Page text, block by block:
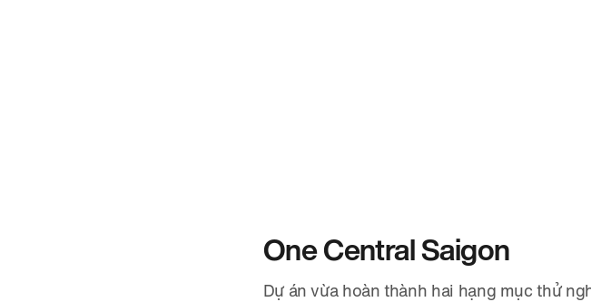
One Central Saigon
Dự án vừa hoàn thành hai hạng mục thử